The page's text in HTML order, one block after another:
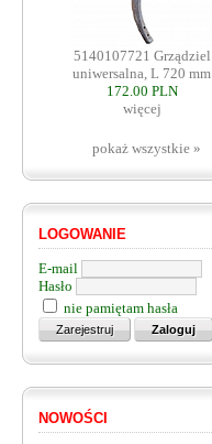
5140107721 Grządziel
uniwersalna, L 720 mm
172.00 PLN
więcej
pokaż wszystkie »
LOGOWANIE
E-mail
Hasło
nie pamiętam hasła
NOWOŚCI